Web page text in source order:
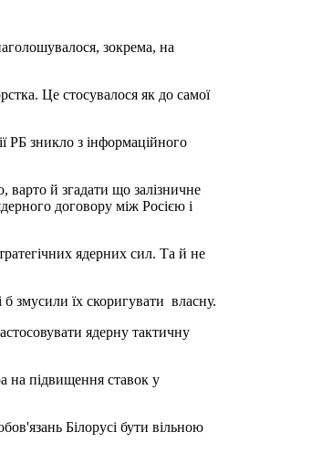
зокрема, на
Це стосувалося як до самої
РБ зникло з інформаційного
варто й згадати що залізничне
договору між Росією і
ядерних сил. Та й не
змусили їх скоригувати власну.
ядерну тактичну
на підвищення ставок у
Білорусі бути вільною